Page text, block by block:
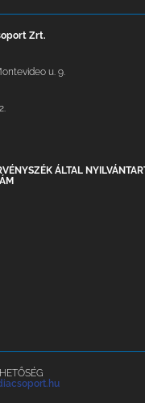
Zrt.
u. 9.
ÁLTAL